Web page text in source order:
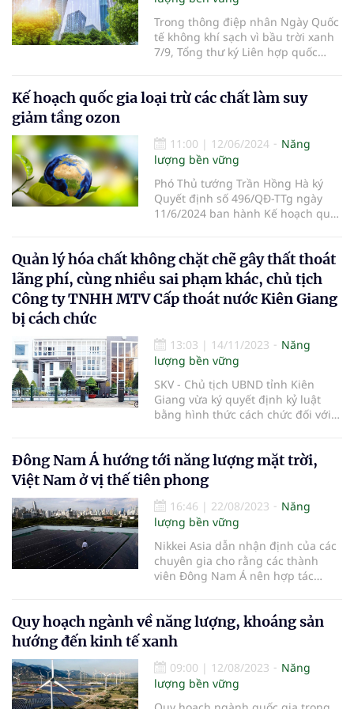
Trong thông điệp nhân Ngày Quốc
tế không khí sạch vì bầu trời xanh
7/9, Tổng thư ký Liên hợp quốc
vào không khí sạch để cứu sống
Kế hoạch quốc gia loại trừ các chất làm suy
giảm tầng ozon
11:00 | 12/06/2024
Năng
lượng bền vững
Phó Thủ tướng Trần Hồng Hà ký
Quyết định số 496/QĐ-TTg ngày
11/6/2024 ban hành Kế hoạch quốc
ứng nhà kính được kiểm soát.
Quản lý hóa chất không chặt chẽ gây thất thoát
lãng phí, cùng nhiều sai phạm khác, chủ tịch
Công ty TNHH MTV Cấp thoát nước Kiên Giang
bị cách chức
13:03 | 14/11/2023
Năng
lượng bền vững
SKV - Chủ tịch UBND tỉnh Kiên
Giang vừa ký quyết định kỷ luật
bằng hình thức cách chức đối với
thoát nước Kiên Giang do để xảy ra
nhiều sai phạm.
Đông Nam Á hướng tới năng lượng mặt trời,
Việt Nam ở vị thế tiên phong
16:46 | 22/08/2023
Năng
lượng bền vững
Nikkei Asia dẫn nhận định của các
chuyên gia cho rằng các thành
viên Đông Nam Á nên hợp tác
lượng mặt trời.
Quy hoạch ngành về năng lượng, khoáng sản
hướng đến kinh tế xanh
09:00 | 12/08/2023
Năng
lượng bền vững